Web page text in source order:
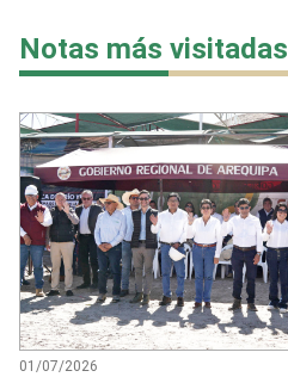
Notas más visitadas
01/07/2026